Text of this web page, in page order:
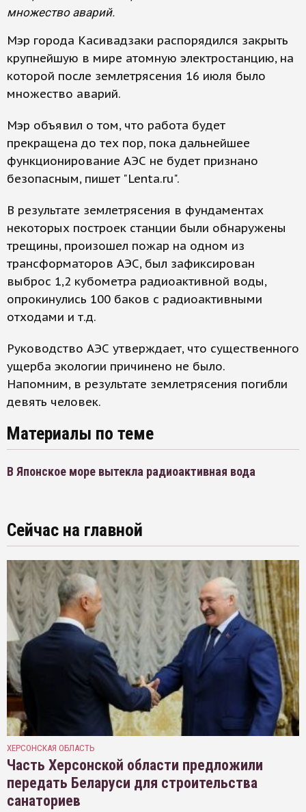
множество аварий.
Мэр города Касивадзаки распорядился закрыть
крупнейшую в мире атомную электростанцию, на
которой после землетрясения 16 июля было
множество аварий.
Мэр объявил о том, что работа будет
прекращена до тех пор, пока дальнейшее
функционирование АЭС не будет признано
безопасным, пишет "Lenta.ru".
В результате землетрясения в фундаментах
некоторых построек станции были обнаружены
трещины, произошел пожар на одном из
трансформаторов АЭС, был зафиксирован
выброс 1,2 кубометра радиоактивной воды,
опрокинулись 100 баков с радиоактивными
отходами и т.д.
Руководство АЭС утверждает, что существенного
ущерба экологии причинено не было.
Напомним, в результате землетрясения погибли
девять человек.
Материалы по теме
В Японское море вытекла радиоактивная вода
Сейчас на главной
ХЕРСОНСКАЯ ОБЛАСТЬ
Часть Херсонской области предложили
передать Беларуси для строительства
санаториев